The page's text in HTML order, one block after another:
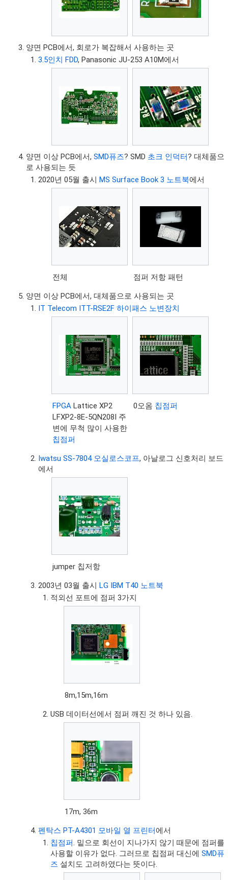
양면 PCB에서, 회로가 복잡해서 사용하는 곳
3.5인치 FDD, Panasonic JU-253 A10M에서
양면 이상 PCB에서,SMD퓨즈? SMD 초크 인덕터? 대체품으
로 사용되는 듯
2020년 05월 출시MS Surface Book 3 노트북에서
전체 점퍼 저항 패턴
양면 이상 PCB에서, 대체품으로 사용되는 곳
IT Telecom ITT-RSE2F 하이패스 노변장치
FPGA Lattice XP2
LFXP2-8E-5QN208I 주
변에 무척 많이 사용한
칩점퍼
0오옴 칩점퍼
Iwatsu SS-7804 오실로스코프, 아날로그 신호처리 보드
에서
jumper 칩저항
2003년 03월 출시LG IBM T40 노트북
적외선 포트에 점퍼 3가지
8m,15m,16m
USB 데이터선에서 점퍼 깨진 것 하나 있음.
17m, 36m
펜탁스 PT-A4301 모바일 열 프린터에서
칩점퍼 . 밑으로 회선이 지나가지 않기 때문에 점퍼를
사용할 이유가 없다. 그러므로 칩점퍼 대신에SMD퓨
즈 설치도 고려하였다는 뜻이다.